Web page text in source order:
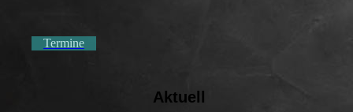
Termine
Aktuell